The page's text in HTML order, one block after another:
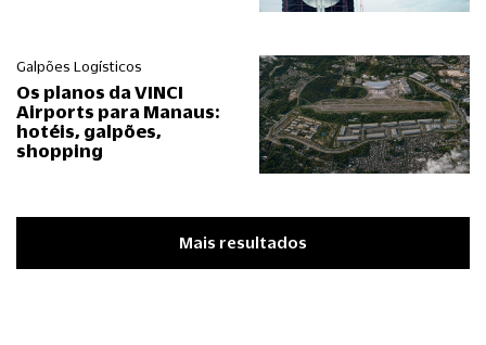
Galpões Logísticos
Os planos da VINCI
Airports para Manaus:
hotéis, galpões,
shopping
Mais resultados